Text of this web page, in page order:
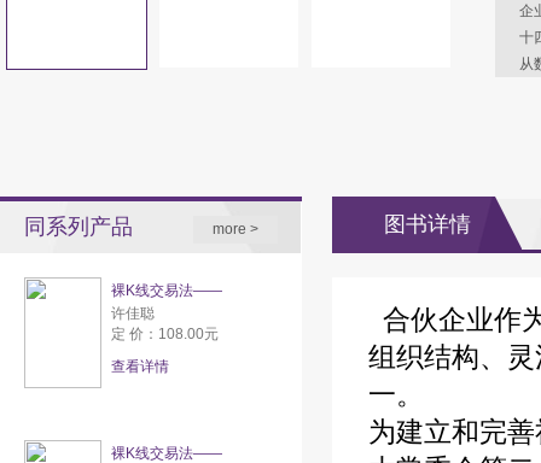
企
十
从
同系列产品 more >
裸K线交易法——
许佳聪
定 价：108.00元
查看详情
裸K线交易法——
图书详情
合伙企业作
组织结构、
一。
为建立和完